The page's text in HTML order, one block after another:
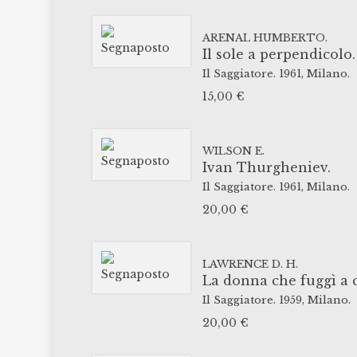
ARENAL HUMBERTO.
Il sole a perpendicolo.
Il Saggiatore. 1961, Milano.
15,00 €
WILSON E.
Ivan Thurgheniev.
Il Saggiatore. 1961, Milano.
20,00 €
LAWRENCE D. H.
La donna che fuggì a
Il Saggiatore. 1959, Milano.
20,00 €